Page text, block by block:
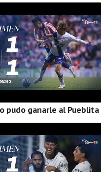
pudo ganarle al Pueblita